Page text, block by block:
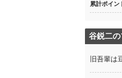
累計ポイン
谷鋭二
旧吾輩は